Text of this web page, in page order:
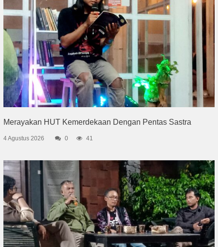
Merayakan HUT Kemerdekaan Dengan Pentas Sastra
4 Agustus 2026 0 41